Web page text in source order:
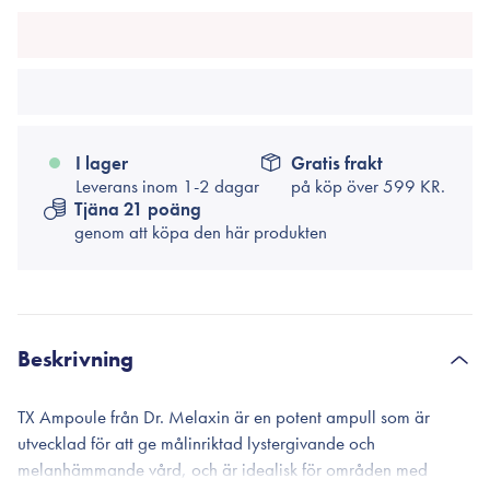
I lager
Leverans inom 1-2 dagar
Gratis frakt
på köp över599 KR.
Tjäna 21 poäng
genom att köpa den här produkten
Beskrivning
TX Ampoule från Dr. Melaxin är en potent ampull som är
utvecklad för att ge målinriktad lystergivande och
melanhämmande vård, och är idealisk för områden med